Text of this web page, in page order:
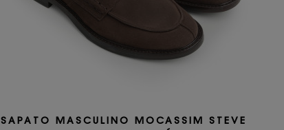
SAPATO MASCULINO MOCASSIM STEVE